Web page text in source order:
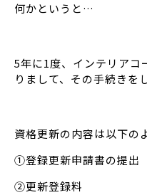
何かというと…
5年に1度、インテリアコ
りまして、その手続きを
資格更新の内容は以下の
①登録更新申請書の提出
②更新登録料